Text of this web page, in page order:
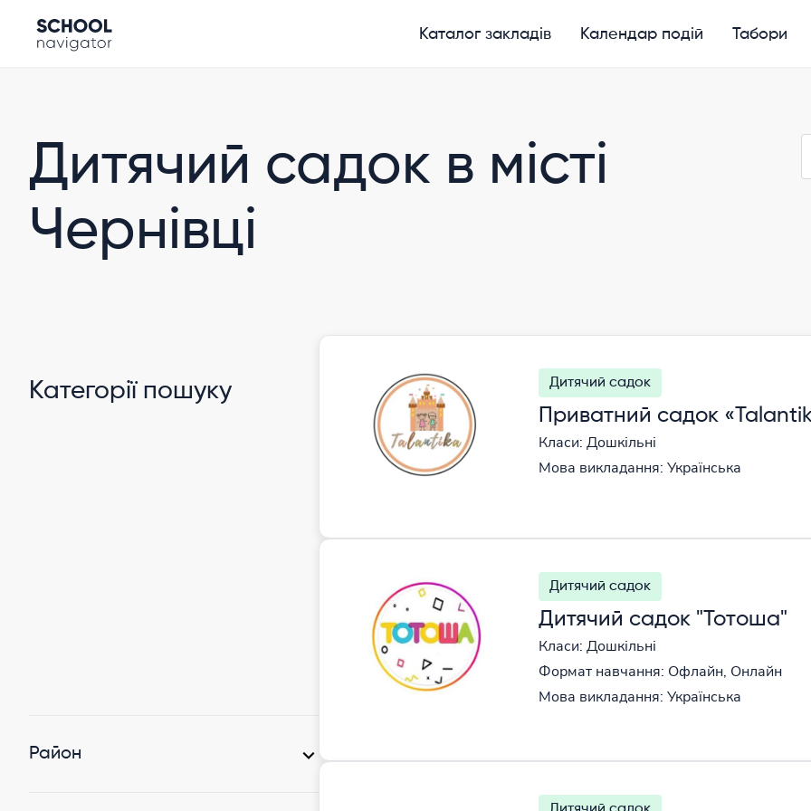
Каталог закладів Календар подій Табори
Дитячий садок в місті
Чернівці
Категорії пошуку
Район
Дитячий садок
Приватний садок
Класи: Дошкільні
Мова викладання: Українська
Дитячий садок
Дитячий садок "Тотоша"
Класи: Дошкільні
Формат навчання: Офлайн, Онлайн
Мова викладання: Українська